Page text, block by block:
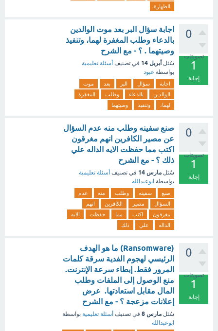
الطهارة
0
تصويتات
1
إجابة
اجابة سؤال البر بعد موت الوالدين
بالدعاء وطلب المغفرة لهما، وتنفيذ
وصيتهما . ؟ - مع الشرح
سُئل أبريل 14 في تصنيف أسئلة تعليمية
بواسطة عبود
اجابة سؤال البر بعد
موت
الوالدين
بالدعاء وطلب
المغفرة
لهما،
وتنفيذ وصيتهما
0
تصويتات
1
إجابة
صنع سفينه وطلب منه عدم السؤال
عن مصير الكافرين انهم مغرقون
اكتب مما حفظت الايه الداله علي
ذلك ؟ - مع الشرح
سُئل مارس 14 في تصنيف أسئلة تعليمية
بواسطة ابوعبدالله
صنع سفينه وطلب منه
عدم
السؤال
مصير الكافرين
انهم
مغرقون
اكتب مما حفظت
الايه
الداله
علي ذلك
0
تصويتات
1
إجابة
(Ransomware) ما هو الهدف
الرئيسي لهجوم الفدية سرقة كلمات
المرور فقط. إبطاء سرعة الإنترنت.
منع الوصول إلى الملفات وطلب
المال مقابل استعادتها. عرض
إعلانات مزعجة ؟ - مع الشرح
سُئل مارس 8 في تصنيف أسئلة تعليمية بواسطة
ابوعبدالله